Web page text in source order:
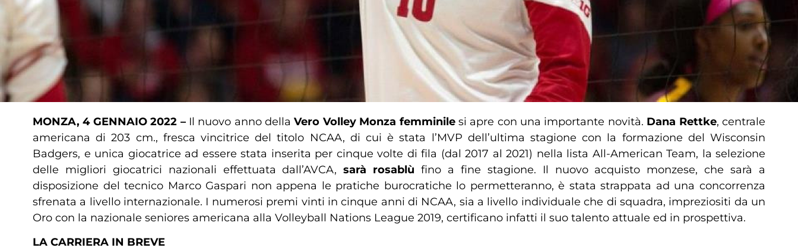
MONZA, 4 GENNAIO 2022 – Il nuovo anno dellaVero Volley Monza femminilesi apre con una importante novità. Dana Rettke, centrale
americana di 203 cm., fresca vincitrice del titolo NCAA, di cui è stata l’MVP dell’ultima stagione con la formazione del Wisconsin
Badgers, e unica giocatrice ad essere stata inserita per cinque volte di fila (dal 2017 al 2021) nella lista All-American Team, la selezione
delle migliori giocatrici nazionali effettuata dall’AVCA,sarà rosablùfino a fine stagione. Il nuovo acquisto monzese, che sarà a
disposizione del tecnico Marco Gaspari non appena le pratiche burocratiche lo permetteranno, è stata strappata ad una concorrenza
sfrenata a livello internazionale. I numerosi premi vinti in cinque anni di NCAA, sia a livello individuale che di squadra, impreziositi da un
Oro con la nazionale seniores americana alla Volleyball Nations League 2019, certificano infatti il suo talento attuale ed in prospettiva.
LA CARRIERA IN BREVE